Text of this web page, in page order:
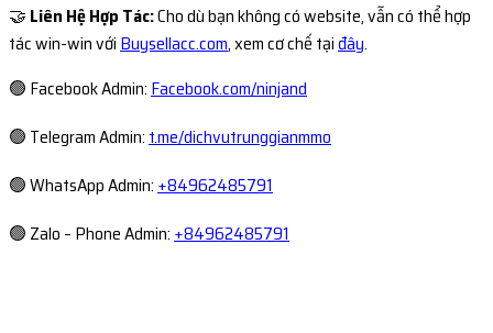
🤝 Liên Hệ Hợp Tác:Cho dù bạn không có website, vẫn có thể hợp
tác win-win với Buysellacc.com, xem cơ chế tạiđây.
🟢 Facebook Admin: Facebook.com/ninjand
🟢 Telegram Admin: t.me/dichvutrunggianmmo
🟢 WhatsApp Admin: +84962485791
🟢 Zalo – Phone Admin: +84962485791